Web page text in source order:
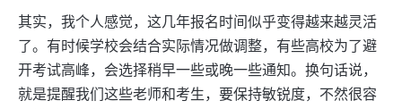
其实，我个人感觉，这几年报名时间似乎变得越来越灵活
了。有时候学校会结合实际情况做调整，有些高校为了避
开考试高峰，会选择稍早一些或晚一些通知。换句话说，
就是提醒我们这些老师和考生，要保持敏锐度，不然很容